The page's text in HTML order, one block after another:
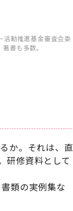
活動推進基金審査会委
書も多数。
か。それは、直
研修資料として
類の実例集な